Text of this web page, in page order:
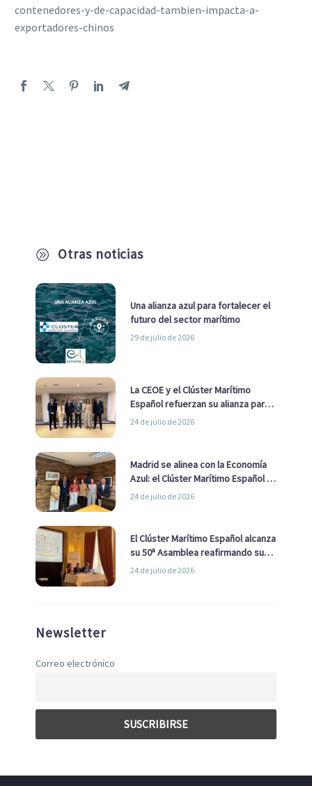
A Otras noticias
Una alianza azul para fortalecer el
futuro del sector marítimo
29 de julio de 2026
La CEOE y el Clúster Marítimo
Español refuerzan su alianza para
impulsar una estrategia Nacional
24 de julio de 2026
Madrid se alinea con la Economía
Azul: el Clúster Marítimo Español y
la Real Liga Naval avanzan alianzas
24 de julio de 2026
El Clúster Marítimo Español alcanza
su 50ª Asamblea reafirmando su
liderazgo en la Economía Azul
24 de julio de 2026
Newsletter
Correo electrónico
contenedores-y-de-capacidad-tambien-impacta-a-
exportadores-chinos